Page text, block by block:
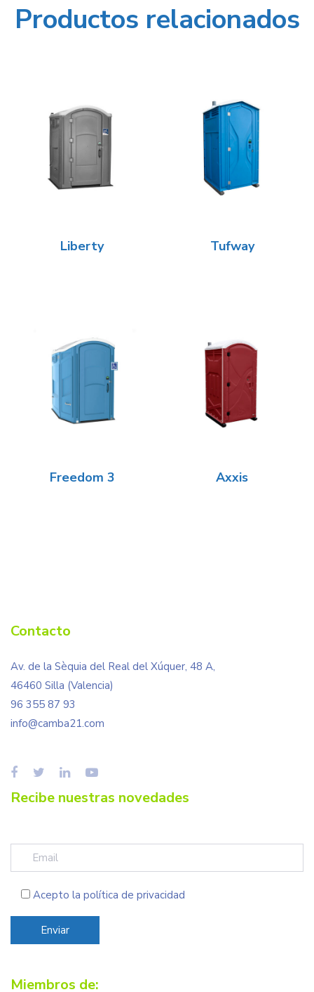
Productos relacionados
Liberty Tufway
Freedom 3 Axxis
Contacto
Av. de la Sèquia del Real del Xúquer, 48 A,
46460 Silla (Valencia)
96 355 87 93
info@camba21.com
Recibe nuestras novedades
Acepto la política de privacidad
Miembros de: